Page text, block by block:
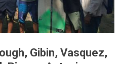
Gibin, Vasquez,